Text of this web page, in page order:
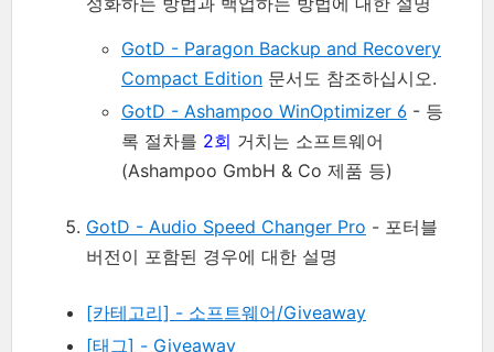
GotD - Paragon Backup and Recovery
Compact Edition 문서도 참조하십시오.
GotD - Ashampoo WinOptimizer 6 - 등
록 절차를 2회 거치는 소프트웨어
(Ashampoo GmbH & Co 제품 등)
GotD - Audio Speed Changer Pro - 포터블
버전이 포함된 경우에 대한 설명
[카테고리] - 소프트웨어/Giveaway
[태그] - Giveaway